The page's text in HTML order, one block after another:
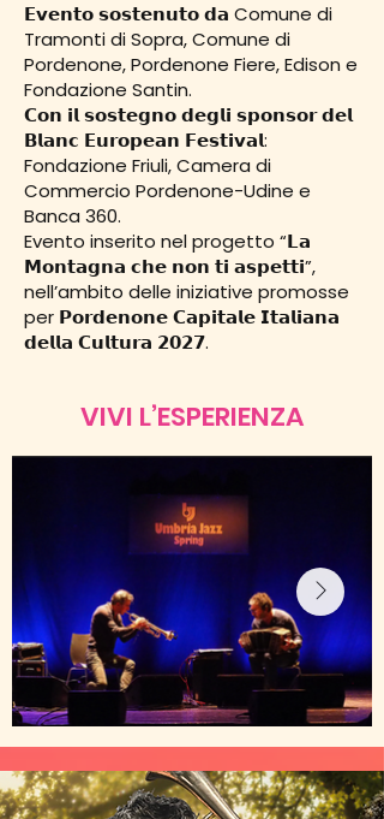
𝗘𝘃𝗲𝗻𝘁𝗼 𝘀𝗼𝘀𝘁𝗲𝗻𝘂𝘁𝗼 𝗱𝗮 Comune di
Tramonti di Sopra, Comune di
Pordenone, Pordenone Fiere, Edison e
Fondazione Santin.
𝗖𝗼𝗻 𝗶𝗹 𝘀𝗼𝘀𝘁𝗲𝗴𝗻𝗼 𝗱𝗲𝗴𝗹𝗶 𝘀𝗽𝗼𝗻𝘀𝗼𝗿 𝗱𝗲𝗹
𝗕𝗹𝗮𝗻𝗰 𝗘𝘂𝗿𝗼𝗽𝗲𝗮𝗻 𝗙𝗲𝘀𝘁𝗶𝘃𝗮𝗹:
Fondazione Friuli, Camera di
Commercio Pordenone-Udine e
Banca 360.
Evento inserito nel progetto “𝗟𝗮
𝗠𝗼𝗻𝘁𝗮𝗴𝗻𝗮 𝗰𝗵𝗲 𝗻𝗼𝗻 𝘁𝗶 𝗮𝘀𝗽𝗲𝘁𝘁𝗶”,
nell’ambito delle iniziative promosse
per 𝗣𝗼𝗿𝗱𝗲𝗻𝗼𝗻𝗲 𝗖𝗮𝗽𝗶𝘁𝗮𝗹𝗲 𝗜𝘁𝗮𝗹𝗶𝗮𝗻𝗮
𝗱𝗲𝗹𝗹𝗮 𝗖𝘂𝗹𝘁𝘂𝗿𝗮 𝟮𝟬𝟮𝟳.
VIVI L’ESPERIENZA